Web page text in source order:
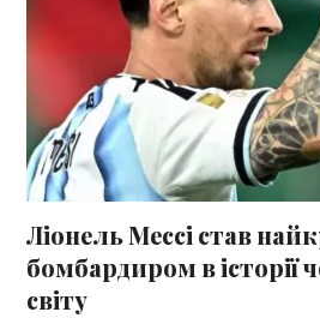
Ліонель Мессі став
бомбардиром в історії
світу